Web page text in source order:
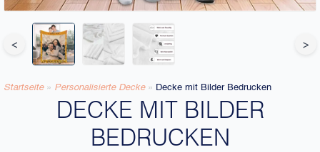
< >
Startseite » Personalisierte Decke​ » Decke mit Bilder Bedrucken
DECKE MIT BILDER
BEDRUCKEN